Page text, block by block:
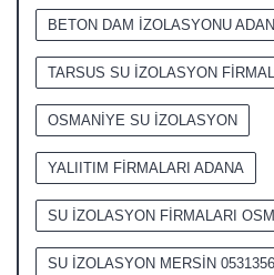
BETON DAM İZOLASYONU
TARSUS SU İZOLASYON
OSMANİYE SU İZOLASYON
YALIITIM FİRMALARI ADANA
SU İZOLASYON FİRMALARI
SU İZOLASYON MERSİN